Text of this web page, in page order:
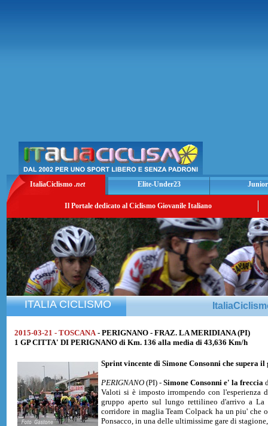
ItaliaCiclismo .net Elite-Under23
Il Portale dedicato al Ciclismo Giovanile Italiano
ITALIA CICLISMO
2015-03-21 - TOSCANA - PERIGNANO - FRAZ. LA MERIDIANA (PI)
1 GP CITTA' DI PERIGNANO di Km. 136 alla media di 43,636 Km/h
Sprint vincente di Simone Consonni che supera
PERIGNANO (PI) -Simone Consonni e' la freccia
Valoti si è imposto irrompendo con
gruppo aperto sul lungo rettilineo d'arrivo a
corridore in maglia Team Colpack ha un piu'
Ponsacco, in una delle ultimissime gare di